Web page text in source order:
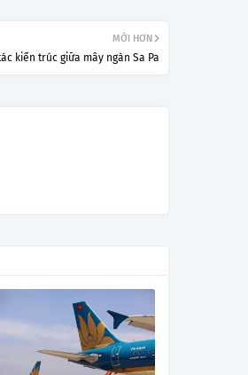
MỚI HƠN
kiến trúc giữa mây ngàn Sa Pa